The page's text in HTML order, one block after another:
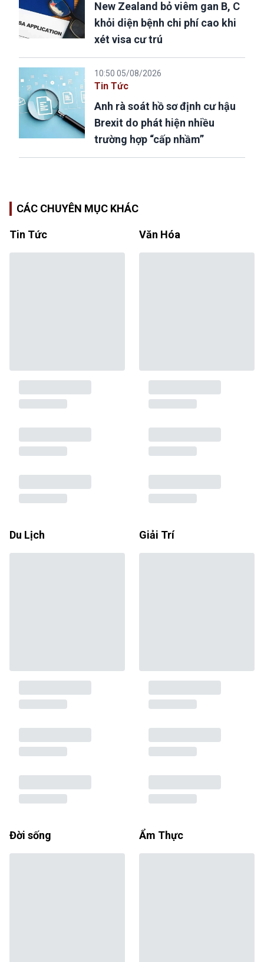
New Zealand bỏ viêm gan B, C
khỏi diện bệnh chi phí cao khi
xét visa cư trú
10:50 05/08/2026
Tin Tức
Anh rà soát hồ sơ định cư hậu
Brexit do phát hiện nhiều
trường hợp “cấp nhầm”
CÁC CHUYÊN MỤC KHÁC
Tin Tức Văn Hóa
Du Lịch Giải Trí
Đời sống Ẩm Thực